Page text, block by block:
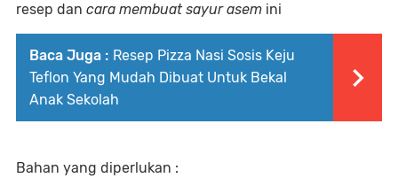
resep dan cara membuat sayur asem ini
Baca Juga : Resep Pizza Nasi Sosis Keju
Teflon Yang Mudah Dibuat Untuk Bekal
Anak Sekolah
Bahan yang diperlukan :